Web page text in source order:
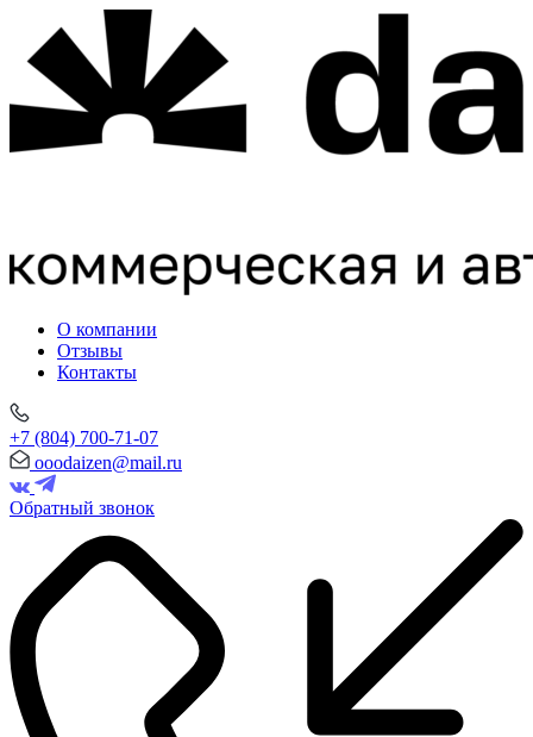
О компании
Отзывы
Контакты
+7 (804) 700-71-07
ooodaizen@mail.ru
Обратный звонок